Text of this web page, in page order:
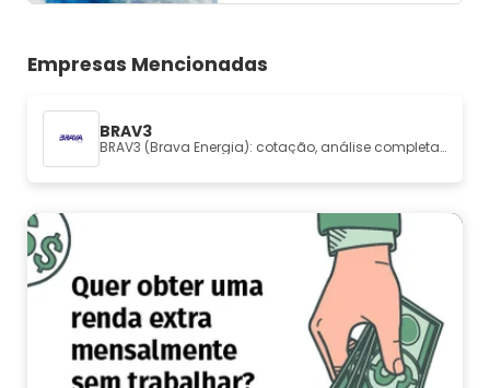
Empresas Mencionadas
BRAV3
BRAV3 (Brava Energia): cotação, análise completa e fundamentos